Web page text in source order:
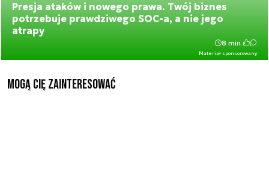
Presja ataków i nowego prawa. Twój biznes
potrzebuje prawdziwego SOC-a, a nie jego
atrapy
Materiał sponsorowany
8 min.
Mogą Cię zainteresować